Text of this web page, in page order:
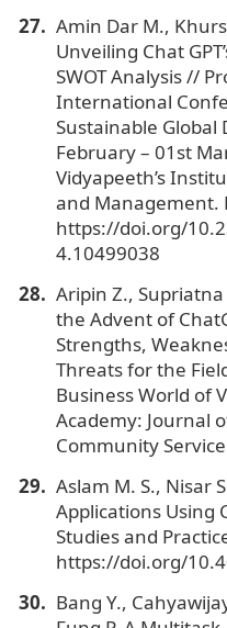
Amin Dar M.,
Unveiling Chat
SWOT Analysis //
International
Sustainable Global
February – 01st
Vidyapeeth’s
and Management.
https://doi.org/
4.10499038
Aripin Z.,
the Advent of
Strengths,
Threats for the
Business World of
Academy: Journal
Community
Aslam M. S., Nisar
Applications Using
Studies and
https://doi.org/
Bang Y.,